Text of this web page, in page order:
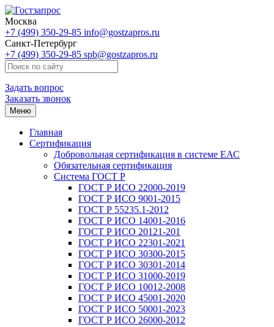
Москва
+7 (499) 350-29-85 info@gostzapros.ru
Санкт-Петербург
+7 (499) 350-29-85 spb@gostzapros.ru
Задать вопрос
Заказать звонок
Меню
Главная
Сертификация
Добровольная сертификация в системе ЕАС
Обязательная сертификация
Система ГОСТ Р
ГОСТ Р ИСО 22000-2019
ГОСТ Р ИСО 9001-2015
ГОСТ Р 55235.1-2012
ГОСТ Р ИСО 14001-2016
ГОСТ Р ИСО 20121-201
ГОСТ Р ИСО 22301-2021
ГОСТ Р ИСО 30300-2015
ГОСТ Р ИСО 30301-2014
ГОСТ Р ИСО 31000-2019
ГОСТ Р ИСО 10012-2008
ГОСТ Р ИСО 45001-2020
ГОСТ Р ИСО 50001-2023
ГОСТ Р ИСО 26000-2012